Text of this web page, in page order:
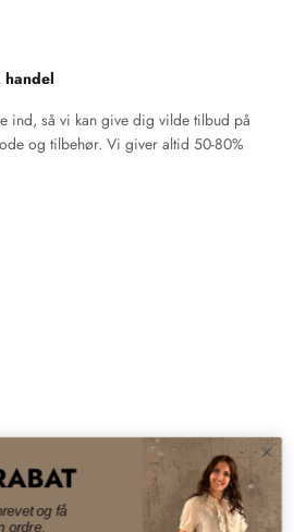
ind, så vi kan give dig vilde tilbud på
og tilbehør. Vi giver altid 50-80%
af Shopify
og få
ordre.